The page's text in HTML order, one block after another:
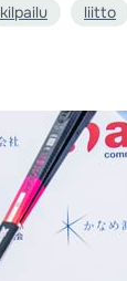
kilpailu liitto